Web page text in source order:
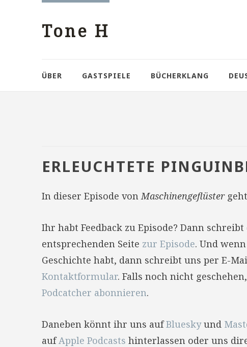
Tone H
ÜBER GASTSPIELE BÜCHERKLANG
ERLEUCHTETE
In dieser Episode vonMaschinengeflüster
Ihr habt Feedback zu Episode? Dann
entsprechenden Seite zur Episode. Und
Geschichte habt, dann schreibt uns per E-
Kontaktformular. Falls noch nicht
Podcatcher abonnieren.
Daneben könnt ihr uns aufBlueskyund
aufApple Podcasts hinterlassen oder uns